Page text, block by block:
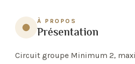
À PROPOS
Présentation
Circuit groupe Minimum 2,